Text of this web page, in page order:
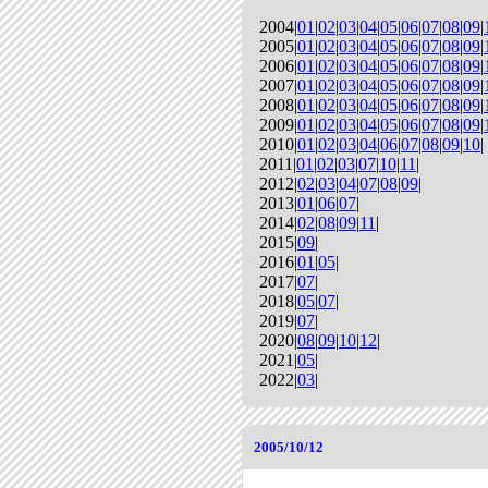
2004|01 |02|03|04|05|06|07|08|09|
2005|01 |02|03|04|05|06|07|08|09|
2006|01 |02|03|04|05|06|07|08|09|
2007|01 |02|03|04|05|06|07|08|09|
2008|01 |02|03|04|05|06|07|08|09|
2009|01 |02|03|04|05|06|07|08|09|
2010|01 |02|03|04|06|07|08|09|10|
2011|01 |02|03|07|10|11 |
2012|02|03|04|07|08|09|
2013|01 |06|07|
2014|02|08|09|11 |
2015|09|
2016|01 |05|
2017|07|
2018|05|07|
2019|07|
2020|08|09|10|12|
2021|05|
2022|03|
2005/10/12